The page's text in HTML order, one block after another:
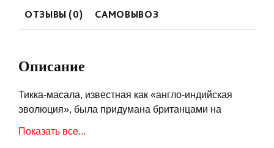
ОТЗЫВЫ (0) САМОВЫВОЗ
Описание
Тикка-масала, известная как «англо-индийская
эволюция», была придумана британцами на
Показать все...